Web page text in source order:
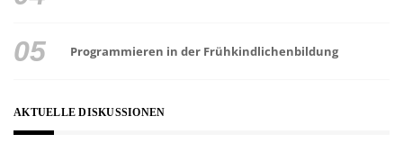
Programmieren in der Frühkindlichenbildung
AKTUELLE DISKUSSIONEN